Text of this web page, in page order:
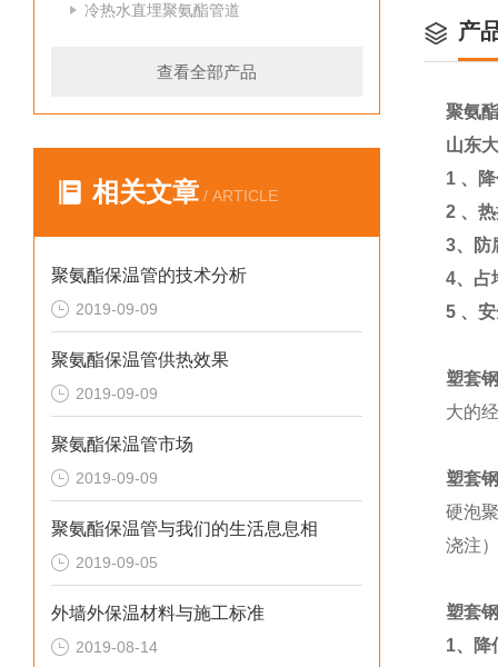
冷热水直埋聚氨酯管道
查看全部产品
相关文章 / ARTICLE
聚氨酯保温管的技术分析
2019-09-09
聚氨酯保温管供热效果
2019-09-09
聚氨酯保温管市场
2019-09-09
聚氨酯保温管与我们的生活息息相
2019-09-05
外墙外保温材料与施工标准
2019-08-14
产
聚氨
山东
1 、
2 、
3、防
4、占
5 、
塑套
大的
塑套
硬泡
浇注
塑套
1、降